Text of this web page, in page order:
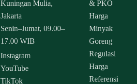
Kuningan Mulia,
Jakarta
Senin–Jumat, 09.00–
17.00 WIB
Instagram
YouTube
TikTok
& PKO
Harga
Minyak
Goreng
Regulasi
Harga
Referensi